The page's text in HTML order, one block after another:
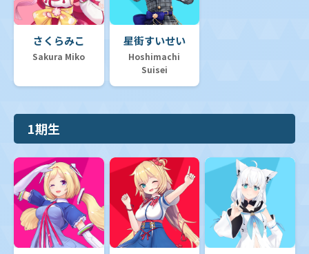
さくらみこ
Sakura Miko
星街すいせい
Hoshimachi
Suisei
1期生